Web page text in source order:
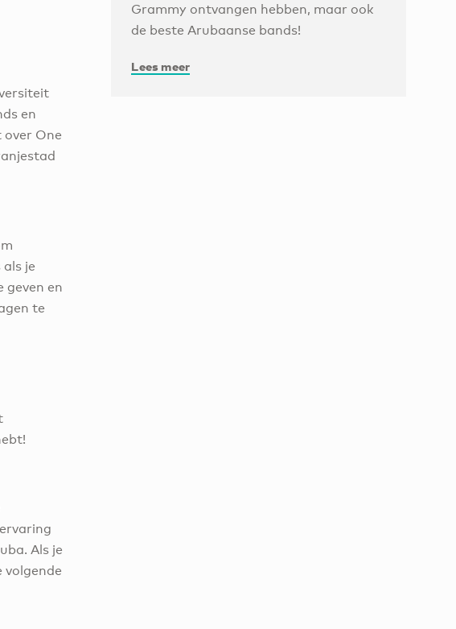
en
over One
je
en
te
Als je
volgende
Grammy ontvangen hebben, maar ook
de beste Arubaanse bands!
Lees meer